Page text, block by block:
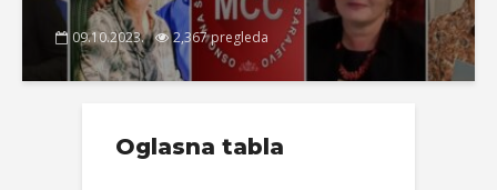
09.10.2023. 2,367 pregleda
Oglasna tabla